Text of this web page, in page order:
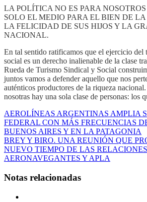
LA POLÍTICA NO ES PARA
SOLO EL MEDIO PARA EL BIEN DE LA
LA FELICIDAD DE SUS HIJOS Y LA
NACIONAL.
En tal sentido ratificamos que el ejercicio del
social es un derecho inalienable de la clase
Rueda de Turismo Sindical y Social
juntos vamos a defender aquello que nos
auténticos productores de la riqueza
nosotras hay una sola clase de personas: los
AEROLÍNEAS ARGENTINAS AMPLIA
FEDERAL CON MÁS FRECUENCIAS
BUENOS AIRES Y EN LA PATAGONIA
BREY Y BIRO. UNA REUNIÓN QUE
NUEVO TIEMPO DE LAS
AERONAVEGANTES Y APLA
Notas relacionadas